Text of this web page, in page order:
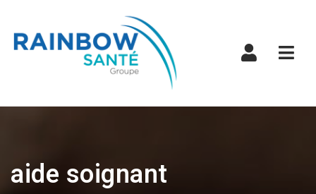
aide soignant